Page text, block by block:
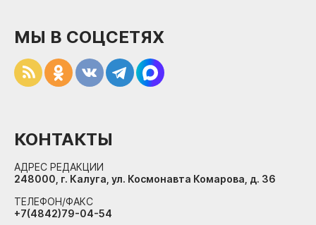
МЫ В СОЦСЕТЯХ
КОНТАКТЫ
АДРЕС РЕДАКЦИИ
248000, г. Калуга, ул. Космонавта Комарова, д. 36
ТЕЛЕФОН/ФАКС
+7(4842)79-04-54